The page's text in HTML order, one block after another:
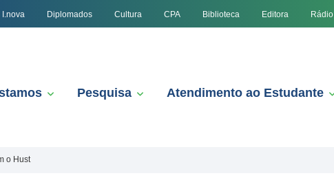
I.nova Diplomados Cultura CPA Biblioteca Editora Rádio
Pesquisa Atendimento ao Estudante
o Hust